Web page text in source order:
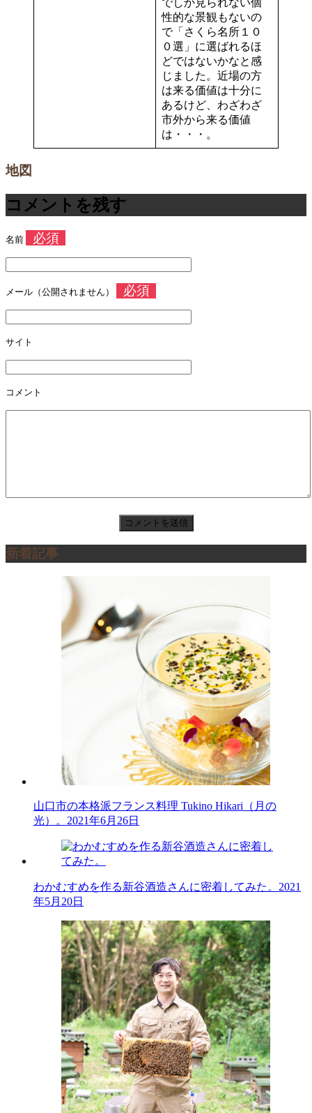
でしか見られない個
性的な景観もないの
で「さくら名所１０
０選」に選ばれるほ
どではないかなと感
じました。近場の方
は来る価値は十分に
あるけど、わざわざ
市外から来る価値
は・・・。
地図
コメントを残す
名前 必須
メール（公開されません） 必須
サイト
コメント
新着記事
山口市の本格派フランス料理 Tukino Hikari（月の
光）。 2021年6月26日
わかむすめを作る新谷酒造さんに密着してみた。 2021
年5月20日